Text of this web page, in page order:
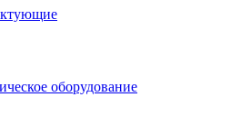
оборудование